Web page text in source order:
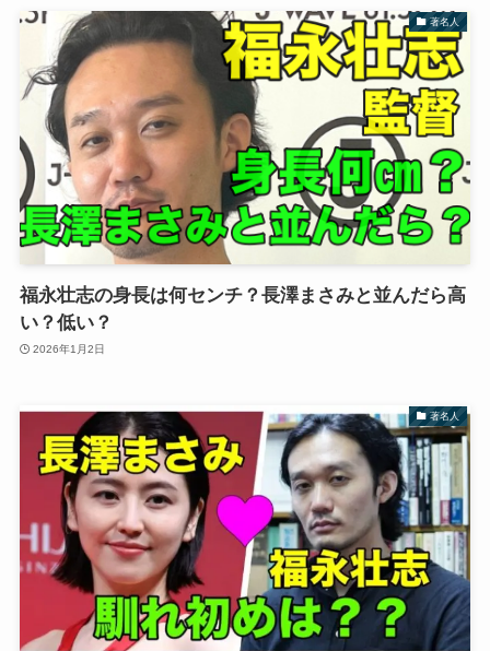
著名人
福永壮志の身長は何センチ？長澤まさみと並んだら高
い？低い？
2026年1月2日
著名人